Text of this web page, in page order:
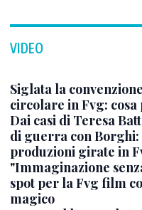
VIDEO
Siglata la
circolare in Fvg: cosa
Dai casi di Teresa
di guerra con
produzioni girate in
"Immaginazione
spot per la Fvg film
magico